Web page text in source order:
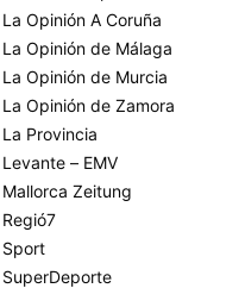
La Opinión A Coruña
La Opinión de Málaga
La Opinión de Murcia
La Opinión de Zamora
La Provincia
Levante – EMV
Mallorca Zeitung
Regió7
Sport
SuperDeporte